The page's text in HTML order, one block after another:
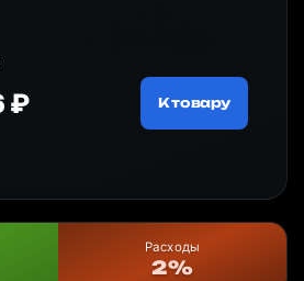
₽ К товару
Расходы
2%